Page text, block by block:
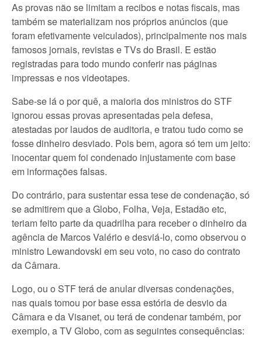
As provas não se limitam a recibos e notas fiscais, mas
também se materializam nos próprios anúncios (que
foram efetivamente veiculados), principalmente nos mais
famosos jornais, revistas e TVs do Brasil. E estão
registradas para todo mundo conferir nas páginas
impressas e nos videotapes.
Sabe-se lá o por quê, a maioria dos ministros do STF
ignorou essas provas apresentadas pela defesa,
atestadas por laudos de auditoria, e tratou tudo como se
fosse dinheiro desviado. Pois bem, agora só tem um jeito:
inocentar quem foi condenado injustamente com base
em informações falsas.
Do contrário, para sustentar essa tese de condenação, só
se admitirem que a Globo, Folha, Veja, Estadão etc,
teriam feito parte da quadrilha para receber o dinheiro da
agência de Marcos Valério e desviá-lo, como observou o
ministro Lewandovski em seu voto, no caso do contrato
da Câmara.
Logo, ou o STF terá de anular diversas condenações,
nas quais tomou por base essa estória de desvio da
Câmara e da Visanet, ou terá de condenar também, por
exemplo, a TV Globo, com as seguintes consequências: